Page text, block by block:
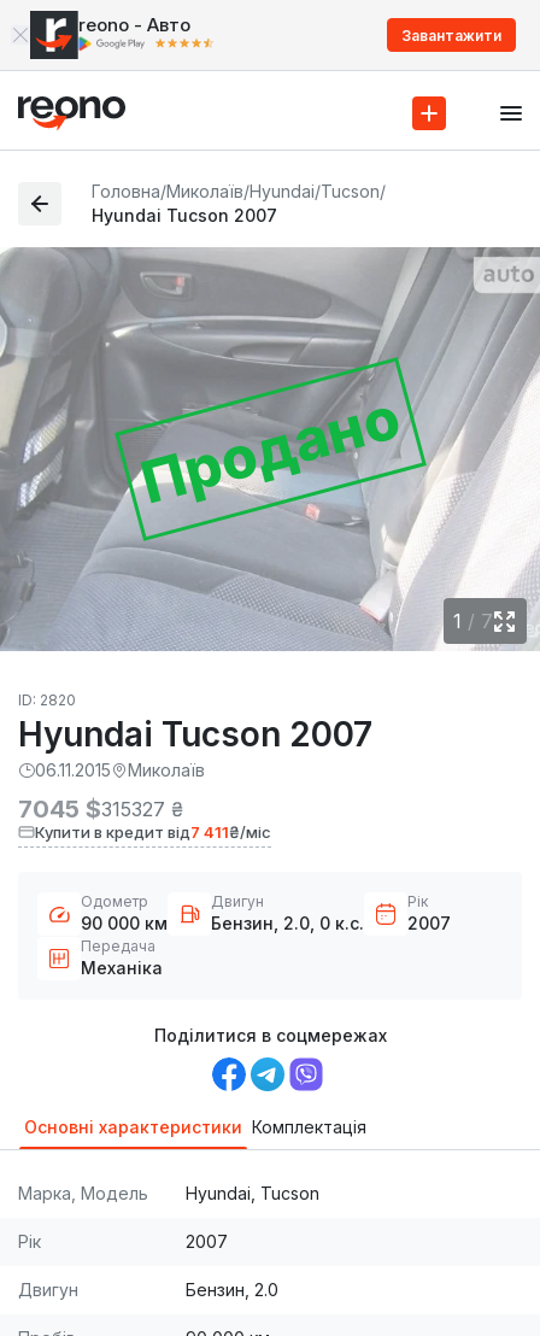
reono - Авто Завантажити
Головна/Миколаїв/Hyundai/Tucson/
Hyundai Tucson 2007
Продано
1 / 7
ID: 2820
Hyundai Tucson 2007
06.11.2015 Миколаїв
7045 $315327 ₴
Купити в кредит від7 411₴/міс
Одометр
90 000 км
Двигун
Бензин, 2.0, 0 к.с.
Рік
2007
Передача
Механіка
Поділитися в соцмережах
Основні характеристики Комплектація
Марка, Модель Hyundai, Tucson
Рік 2007
Двигун Бензин, 2.0